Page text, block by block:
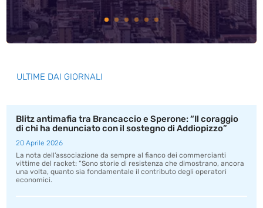
ULTIME DAI GIORNALI
Blitz antimafia tra Brancaccio e Sperone: “Il coraggio
di chi ha denunciato con il sostegno di Addiopizzo”
20 Aprile 2026
La nota dell’associazione da sempre al fianco dei commercianti
vittime del racket: “Sono storie di resistenza che dimostrano, ancora
una volta, quanto sia fondamentale il contributo degli operatori
economici.